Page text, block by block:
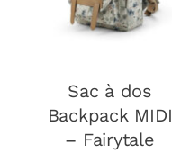
Sac à dos
Backpack MIDI
– Fairytale